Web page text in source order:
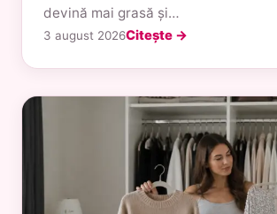
devină mai grasă și…
3 august 2026Citește →